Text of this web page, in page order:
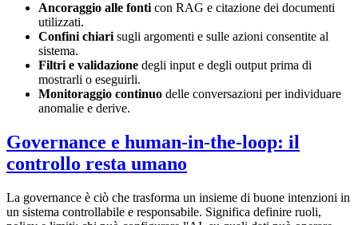
Ancoraggio alle fonticon RAG e citazione dei documenti
utilizzati.
Confini chiarisugli argomenti e sulle azioni consentite al
sistema.
Filtri e validazione degli input e degli output prima di
mostrarli o eseguirli.
Monitoraggio continuo delle conversazioni per individuare
anomalie e derive.
Governance e human-in-the-loop: il
controllo resta umano
La governance è ciò che trasforma un insieme di buone intenzioni in
un sistema controllabile e responsabile. Significa definire ruoli,